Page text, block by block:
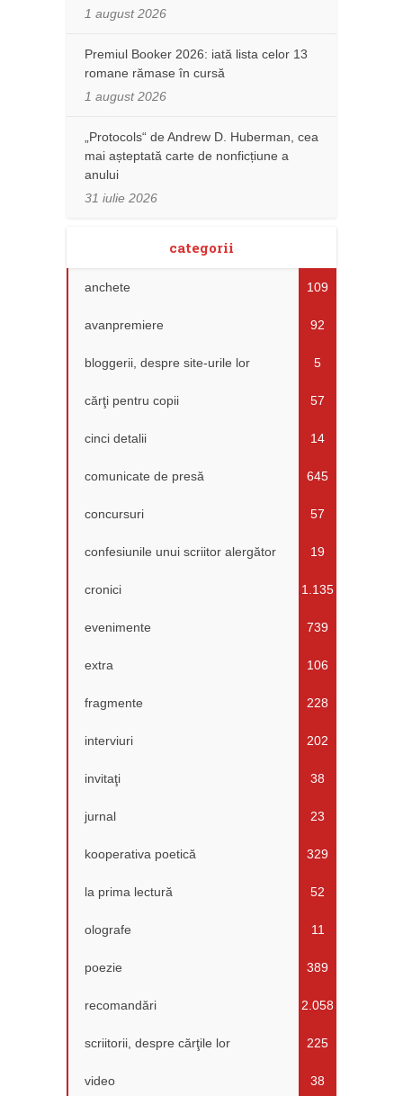
1 august 2026
Premiul Booker 2026: iată lista celor 13
romane rămase în cursă
1 august 2026
„Protocols“ de Andrew D. Huberman, cea
mai așteptată carte de nonficțiune a
anului
31 iulie 2026
categorii
anchete 109
avanpremiere 92
bloggerii, despre site-urile lor 5
cărţi pentru copii 57
cinci detalii 14
comunicate de presă 645
concursuri 57
confesiunile unui scriitor alergător 19
cronici 1.135
evenimente 739
extra 106
fragmente 228
interviuri 202
invitaţi 38
jurnal 23
kooperativa poetică 329
la prima lectură 52
olografe 11
poezie 389
recomandări 2.058
scriitorii, despre cărţile lor 225
video 38